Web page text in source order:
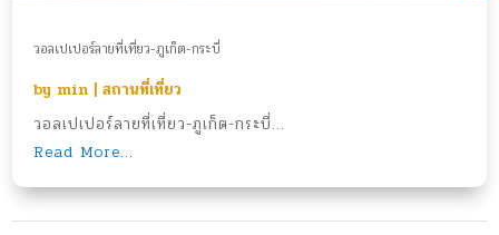
วอลเปเปอร์ลายที่เที่ยว-ภูเก็ต-กระบี่
by min |สถานที่เที่ยว
วอลเปเปอร์ลายที่เที่ยว-ภูเก็ต-กระบี่...
Read More...